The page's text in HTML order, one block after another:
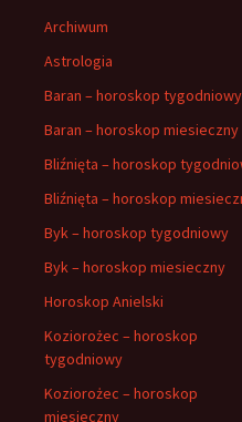
Archiwum
Astrologia
Baran – horoskop tygodniowy
Baran – horoskop miesieczny
Bliźnięta – horoskop
Bliźnięta – horoskop
Byk – horoskop tygodniowy
Byk – horoskop miesieczny
Horoskop Anielski
Koziorożec – horoskop
tygodniowy
Koziorożec – horoskop
miesieczny